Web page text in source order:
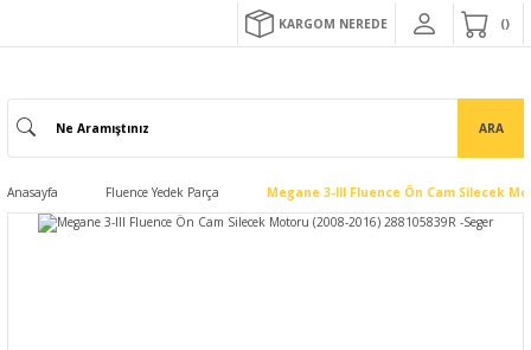
KARGOM NEREDE
ARA
Anasayfa Fluence Yedek Parça Megane 3-III Fluence Ön Cam Silecek